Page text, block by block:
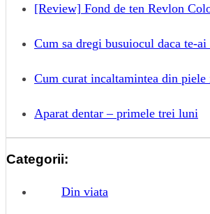
[Review] Fond de ten Revlon
Cum sa dregi busuiocul daca te-
Cum curat incaltamintea din piele
Aparat dentar – primele trei luni
Categorii:
Din viata